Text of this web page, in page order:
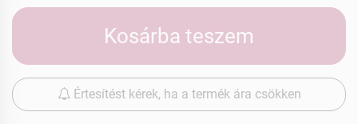
Kosárba teszem
Értesítést kérek, ha a termék ára csökken